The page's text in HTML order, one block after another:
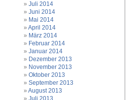
Juli 2014
Juni 2014
Mai 2014
April 2014
März 2014
Februar 2014
Januar 2014
Dezember 2013
November 2013
Oktober 2013
September 2013
August 2013
Juli 2013